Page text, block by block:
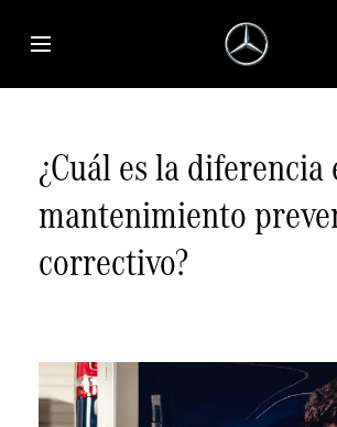
Saltar al contenido principal
Abrir menú de accesibilidad
¿Cuál es la
mantenimiento
correctivo?